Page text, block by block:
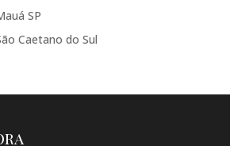
SP
Caetano do Sul